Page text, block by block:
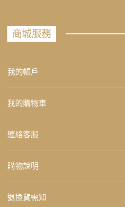
商城服務
我的帳戶
我的購物車
連絡客服
購物說明
退換貨需知